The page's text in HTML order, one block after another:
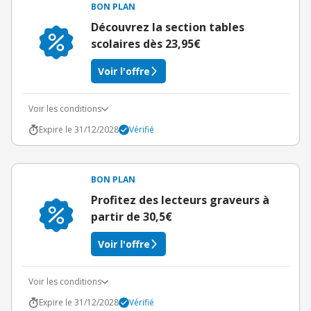
BON PLAN
Découvrez la section tables
scolaires dès 23,95€
Voir l'offre
Voir les conditions
Expire le 31/12/2028
Vérifié
BON PLAN
Profitez des lecteurs graveurs à
partir de 30,5€
Voir l'offre
Voir les conditions
Expire le 31/12/2028
Vérifié